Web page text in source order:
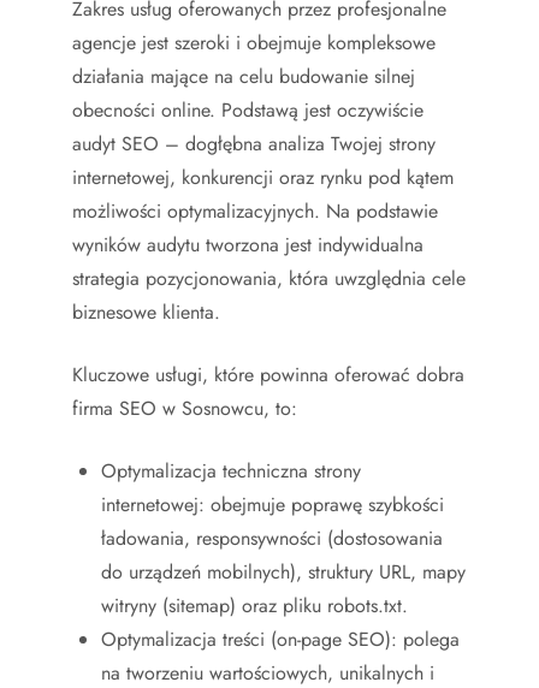
Zakres usług oferowanych przez profesjonalne
agencje jest szeroki i obejmuje kompleksowe
działania mające na celu budowanie silnej
obecności online. Podstawą jest oczywiście
audyt SEO – dogłębna analiza Twojej strony
internetowej, konkurencji oraz rynku pod kątem
możliwości optymalizacyjnych. Na podstawie
wyników audytu tworzona jest indywidualna
strategia pozycjonowania, która uwzględnia cele
biznesowe klienta.
Kluczowe usługi, które powinna oferować dobra
firma SEO w Sosnowcu, to:
Optymalizacja techniczna strony
internetowej: obejmuje poprawę szybkości
ładowania, responsywności (dostosowania
do urządzeń mobilnych), struktury URL, mapy
witryny (sitemap) oraz pliku robots.txt.
Optymalizacja treści (on-page SEO): polega
na tworzeniu wartościowych, unikalnych i